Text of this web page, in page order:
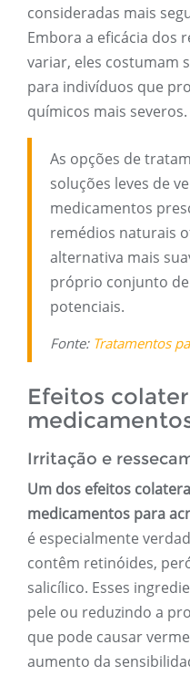
consideradas mais
Embora a eficácia dos
variar, eles costumam
para indivíduos que
químicos mais severos.
As opções de
soluções leves de
medicamentos
remédios naturais
alternativa mais
próprio conjunto
potenciais.
Fonte: Tratamentos
Efeitos
Irritação e
Um dos efeitos
medicamentos para
é especialmente
contêm retinóides,
salicílico. Esses
pele ou reduzindo a
que pode causar
aumento da